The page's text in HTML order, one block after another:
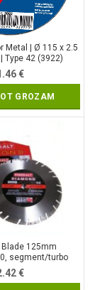
Metal | Ø 115 x 2.5
Type 42 (3922)
€
GROZAM
Blade 125mm
segment/turbo
€